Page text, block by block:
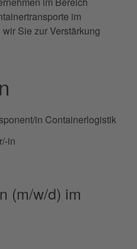
im
Sie zur Verstärkung
in Containerlogistik
in
(m/w/d) im